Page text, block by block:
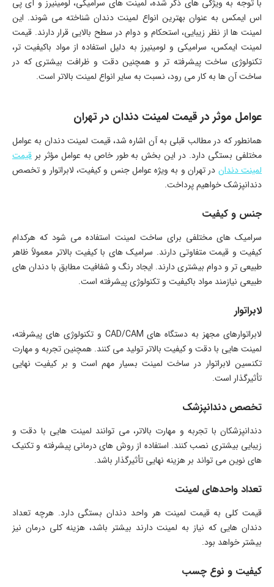
با توجه به ویژگی های ذکر شده، لمینت های سرامیکی، لومینیرز و آی پی
اس ایمکس به عنوان بهترین انواع لمینت دندان شناخته می شوند. این
لمینت ها از نظر زیبایی، استحکام و دوام در سطح بالایی قرار دارند. قیمت
لمینت ایمکس، سرامیکی و لومینیرز به دلیل استفاده از مواد باکیفیت تر،
تکنولوژی ساخت پیشرفته تر و همچنین دقت و ظرافت بیشتری که در
ساخت آن ها به کار می رود، نسبت به سایر انواع لمینت بالاتر است.
عوامل موثر در قیمت لمینت دندان در تهران
همانطور که در مطالب قبلی به آن اشاره شد، قیمت لمینت دندان به عوامل
مختلفی بستگی دارد. در این بخش به طور خاص به عوامل مؤثر بر قیمت
لمینت دندان در تهران و به ویژه عوامل جنس و کیفیت، لابراتوار و تخصص
دندانپزشک خواهیم پرداخت.
جنس و کیفیت
سرامیک های مختلفی برای ساخت لمینت استفاده می شود که هرکدام
کیفیت و قیمت متفاوتی دارند. سرامیک های با کیفیت بالاتر معمولاً ظاهر
طبیعی تر و دوام بیشتری دارند. ایجاد رنگ و شفافیت مطابق با دندان های
طبیعی نیازمند مواد باکیفیت و تکنولوژی پیشرفته است.
لابراتوار
لابراتوارهای مجهز به دستگاه های CAD/CAM و تکنولوژی های پیشرفته،
لمینت هایی با دقت و کیفیت بالاتر تولید می کنند. همچنین تجربه و مهارت
تکنسین لابراتوار در ساخت لمینت بسیار مهم است و بر کیفیت نهایی
تأثیرگذار است.
تخصص دندانپزشک
دندانپزشکان با تجربه و مهارت بالاتر، می توانند لمینت هایی با دقت و
زیبایی بیشتری نصب کنند. استفاده از روش های درمانی پیشرفته و تکنیک
های نوین می تواند بر هزینه نهایی تأثیرگذار باشد.
تعداد واحدهای لمینت
قیمت کلی به قیمت لمینت هر واحد دندان بستگی دارد. هرچه تعداد
دندان هایی که نیاز به لمینت دارند بیشتر باشد، هزینه کلی درمان نیز
بیشتر خواهد بود.
کیفیت و نوع چسب